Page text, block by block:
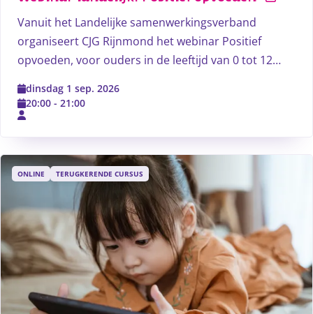
Vanuit het Landelijke samenwerkingsverband
organiseert CJG Rijnmond het webinar Positief
opvoeden, voor ouders in de leeftijd van 0 tot 12
manier van opvoeden waarin je kind een eigen wil en
een positief zelfbeeld kan ontwikkelen binnen jouw
grenzen.
dinsdag 1 sep. 2026
20:00 - 21:00
ONLINE TERUGKERENDE CURSUS